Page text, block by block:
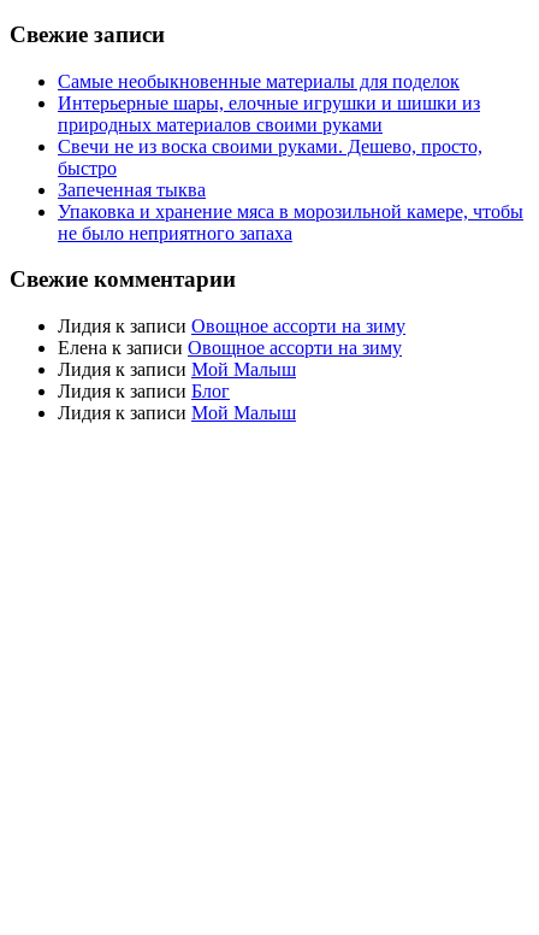
Свежие записи
Самые необыкновенные материалы для поделок
Интерьерные шары, елочные игрушки и шишки из
природных материалов своими руками
Свечи не из воска своими руками. Дешево, просто,
быстро
Запеченная тыква
Упаковка и хранение мяса в морозильной камере, чтобы
не было неприятного запаха
Свежие комментарии
Лидия к записи Овощное ассорти на зиму
Елена к записи Овощное ассорти на зиму
Лидия к записи Мой Малыш
Лидия к записи Блог
Лидия к записи Мой Малыш